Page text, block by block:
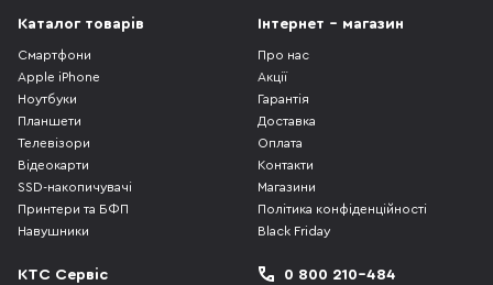
Каталог товарів
Смартфони
Apple iPhone
Ноутбуки
Планшети
Телевізори
Відеокарти
SSD-накопичувачі
Принтери та БФП
Навушники
Інтернет - магазин
Про нас
Акції
Гарантія
Доставка
Оплата
Контакти
Магазини
Політика конфіденційності
Black Friday
КТС Сервіс
0 800 210-484